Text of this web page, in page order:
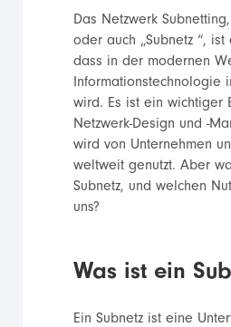
Das Netzwerk Subnetting,
oder auch „Subnetz “, ist
dass in der modernen
Informationstechnologie
wird. Es ist ein wichtiger
Netzwerk-Design und -
wird von Unternehmen
weltweit genutzt. Aber
Subnetz, und welchen
uns?
Was ist ein
Ein Subnetz ist eine